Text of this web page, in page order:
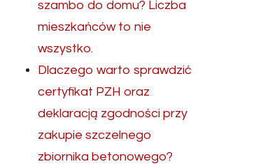
szambo do domu? Liczba
mieszkańców to nie
wszystko.
Dlaczego warto sprawdzić
certyfikat PZH oraz
deklaracją zgodności przy
zakupie szczelnego
zbiornika betonowego?